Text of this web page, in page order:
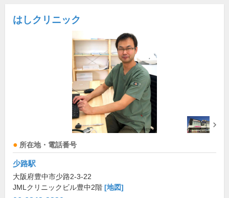
はしクリニック
所在地・電話番号
少路駅
大阪府豊中市少路2-3-22
JMLクリニックビル豊中2階 [地図]